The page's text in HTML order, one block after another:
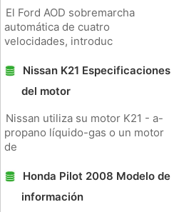
El Ford AOD sobremarcha
automática de cuatro
velocidades, introduc
Nissan K21 Especificaciones
del motor
Nissan utiliza su motor K21 - a-
propano líquido-gas o un motor
de
Honda Pilot 2008 Modelo de
información